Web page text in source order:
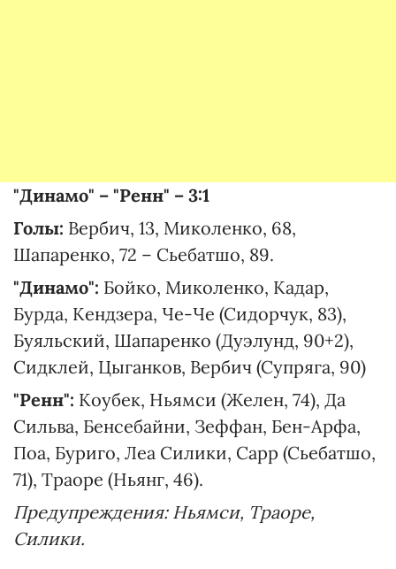
"Динамо" – "Ренн" – 3:1
Голы: Вербич, 13, Миколенко, 68,
Шапаренко, 72 – Сьебатшо, 89.
"Динамо": Бойко, Миколенко, Кадар,
Бурда, Кендзера, Че-Че (Сидорчук, 83),
Буяльский, Шапаренко (Дуэлунд, 90+2),
Сидклей, Цыганков, Вербич (Супряга, 90)
"Ренн": Коубек, Ньямси (Желен, 74), Да
Сильва, Бенсебайни, Зеффан, Бен-Арфа,
Поа, Буриго, Леа Силики, Сарр (Сьебатшо,
71), Траоре (Ньянг, 46).
Предупреждения: Ньямси, Траоре,
Силики.